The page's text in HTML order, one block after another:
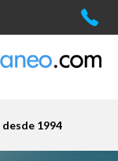
desde 1994